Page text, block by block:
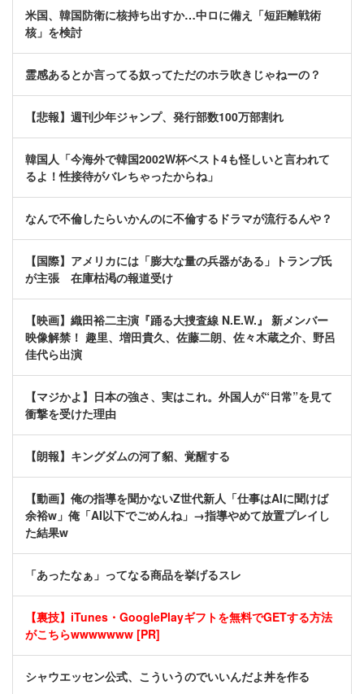
米国、韓国防衛に核持ち出すか…中ロに備え「短距離戦術
核」を検討
霊感あるとか言ってる奴ってただのホラ吹きじゃねーの？
【悲報】週刊少年ジャンプ、発行部数100万部割れ
韓国人「今海外で韓国2002W杯ベスト4も怪しいと言われて
るよ！性接待がバレちゃったからね」
なんで不倫したらいかんのに不倫するドラマが流行るんや？
【国際】アメリカには「膨大な量の兵器がある」トランプ氏
が主張 在庫枯渇の報道受け
【映画】織田裕二主演『踊る大捜査線 N.E.W.』 新メンバー
映像解禁！ 趣里、増田貴久、佐藤二朗、佐々木蔵之介、野呂
佳代ら出演
【マジかよ】日本の強さ、実はこれ。外国人が“日常”を見て
衝撃を受けた理由
【朗報】キングダムの河了貂、覚醒する
【動画】俺の指導を聞かないZ世代新人「仕事はAIに聞けば
余裕w」俺「AI以下でごめんね」→指導やめて放置プレイし
た結果w
「あったなぁ」ってなる商品を挙げるスレ
【裏技】iTunes・GooglePlayギフトを無料でGETする方法
がこちらwwwwwww [PR]
シャウエッセン公式、こういうのでいいんだよ丼を作る